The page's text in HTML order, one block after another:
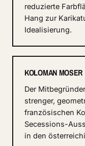
reduzierte
Hang zur
Idealisierung.
KOLOMAN MOSER
Der
strenger,
französischen
Secessions-
in den